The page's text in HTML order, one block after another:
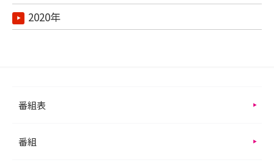
2020年
番組表
番組